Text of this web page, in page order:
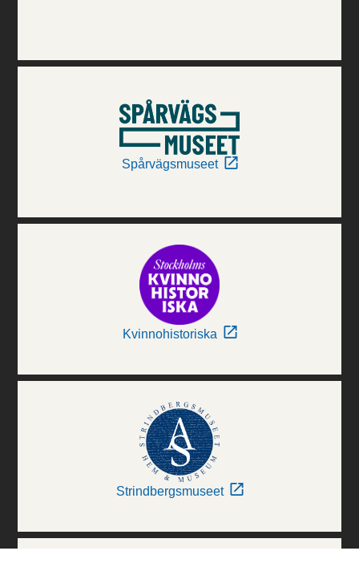
Spårvägsmuseet
Kvinnohistoriska
Strindbergsmuseet